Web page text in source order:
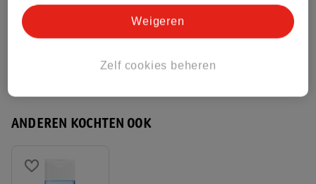
Bekijk ook
ANDEREN KOCHTEN OOK
Zelf cookies beheren
Weigeren